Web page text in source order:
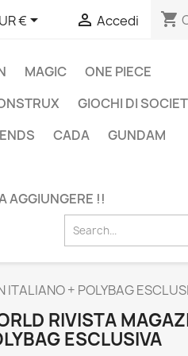
€  Accedi shopping_cart
MAGIC
ONE PIECE
GIOCHI DI
CADA
GUNDAM
AGGIUNGERE !!
ITALIANO + POLYBAG
RIVISTA
ESCLUSIVA